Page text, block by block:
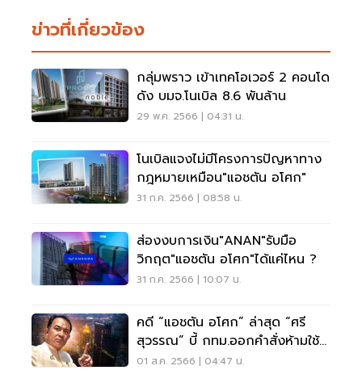
ข่าวที่เกี่ยวข้อง
กลุ่มพราว เข้าเทคโอเวอร์ 2 คอนโด
ดัง บมจ.โนเบิล 8.6 พันล้าน
29 พ.ค. 2566 | 04:31 น.
โนเบิลแจงไม่มีโครงการปัญหาทาง
กฎหมายเหมือน"แอชตัน อโศก"
31 ก.ค. 2566 | 08:58 น.
ส่องงบการเงิน"ANAN"รับมือ
วิกฤต"แอชตัน อโศก"ได้แค่ไหน ?
31 ก.ค. 2566 | 10:07 น.
คดี “แอชตัน อโศก” ล่าสุด “ศรี
สุวรรณ” บี้ กทม.ออกคำสั่งห้ามใช้
อาคาร
01 ส.ค. 2566 | 04:47 น.